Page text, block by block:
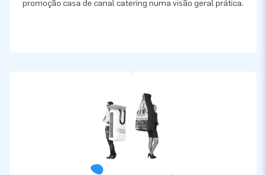
promoção casa de canal catering numa visão geral prática.